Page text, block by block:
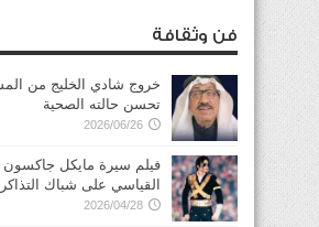
فن وثقافة
خروج شادي الخليج من
تحسن حالته الصحية
2026/06/26
فيلم سيرة مايكل جاكسون
القياسي على شباك التذاكر
2026/04/28